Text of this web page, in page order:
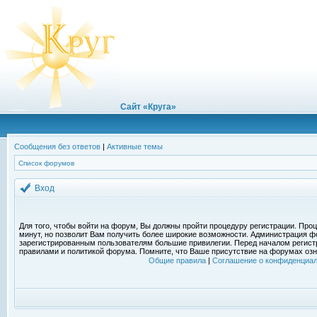
Сайт «Круга»
Сообщения без ответов | Активные темы
Список форумов
Вход
Для того, чтобы войти на форум, Вы должны пройти процедуру регистрации.
минут, но позволит Вам получить более широкие возможности. Администрация
зарегистрированным пользователям большие привилегии. Перед началом
правилами и политикой форума. Помните, что Ваше присутствие на форумах
Общие правила| Соглашение о